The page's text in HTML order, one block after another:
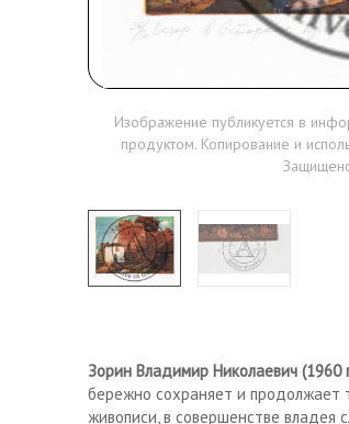
Изображение публикуется в
продуктом. Копирование и
Зорин Владимир Николаевич (1960
бережно сохраняет и продолжает
живописи, в совершенстве